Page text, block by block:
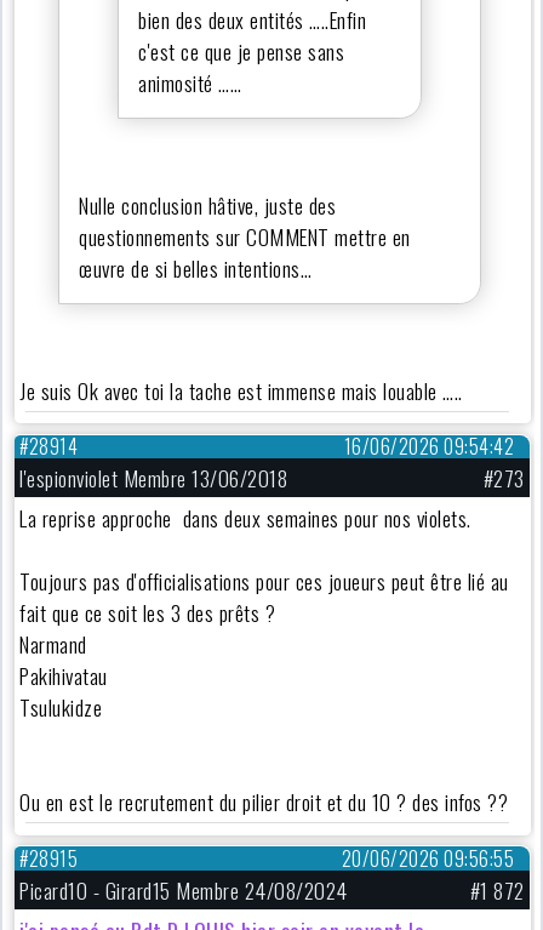
bien des deux entités …..Enfin
c'est ce que je pense sans
animosité ……
Nulle conclusion hâtive, juste des
questionnements sur COMMENT mettre en
œuvre de si belles intentions…
Je suis Ok avec toi la tache est immense mais louable …..
16/06/2026 09:54:42
#28914
l'espionviolet Membre 13/06/2018
#273
La reprise approche dans deux semaines pour nos violets.
Toujours pas d'officialisations pour ces joueurs peut être lié au
fait que ce soit les 3 des prêts ?
Narmand
Pakihivatau
Tsulukidze
Ou en est le recrutement du pilier droit et du 10 ? des infos ??
20/06/2026 09:56:55
#28915
Picard10 - Girard15 Membre 24/08/2024
#1 872